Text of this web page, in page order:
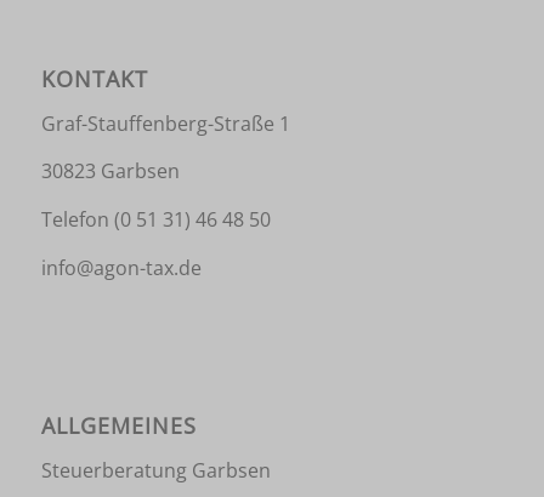
KONTAKT
Graf-Stauffenberg-Straße 1
30823 Garbsen
Telefon (0 51 31) 46 48 50
info@agon-tax.de
ALLGEMEINES
Steuerberatung Garbsen